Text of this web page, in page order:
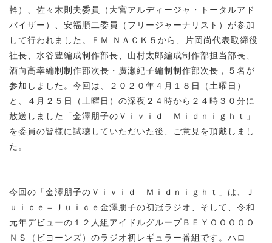
幹）、佐々木則夫委員（大宮アルディージャ・トータルアド
バイザー）、安福順二委員（フリージャーナリスト）が参加
して行われました。ＦＭ ＮＡＣＫ５から、片岡尚代表取締役
社長、水谷豊編成制作部長、山村太郎編成制作部担当部長、
酒向高幸編制制作部次長・廣瀬紀子編制制作部次長，５名が
参加しました。今回は、２０２０年４月１８日（土曜日）
と、４月２５日（土曜日）の深夜２４時から２４時３０分に
放送しました「金澤朋子のＶｉｖｉｄ Ｍｉｄｎｉｇｈｔ」
を委員の皆様に試聴していただいた後、ご意見を頂戴しまし
た。
今回の「金澤朋子のＶｉｖｉｄ Ｍｉｄｎｉｇｈｔ」は、Ｊ
ｕｉｃｅ＝Ｊｕｉｃｅ金澤朋子の初冠ラジオ、そして、令和
元年デビューの１２人組アイドルグループＢＥＹＯＯＯＯＯ
ＮＳ（ビヨーンズ）のラジオ初レギュラー番組です。ハロ